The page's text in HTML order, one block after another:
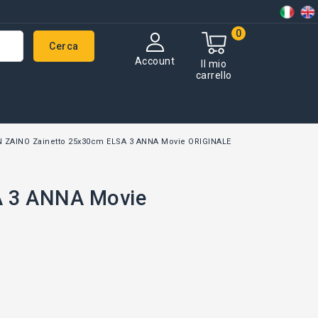
Il mio
carrello
0
Account
Cerca
ZAINO Zainetto 25x30cm ELSA 3 ANNA Movie ORIGINALE
3 ANNA Movie